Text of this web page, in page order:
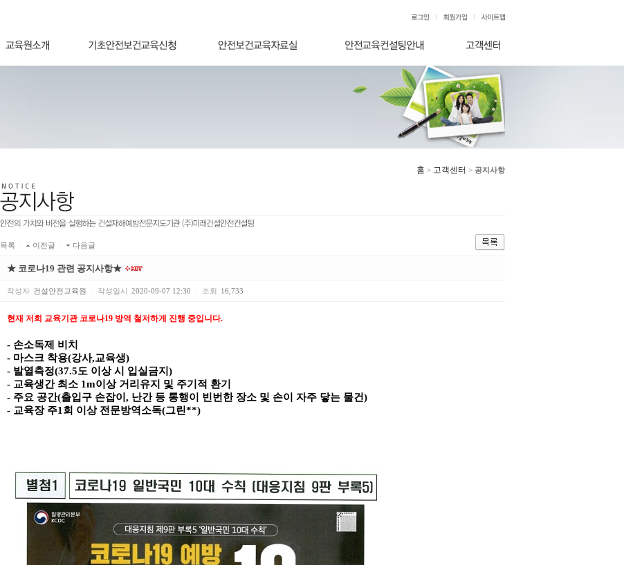
홈 > 고객센터 > 공지사항
목록 이전글 다음글
★ 코로나19 관련 공지사항★
작성자 건설안전교육원 작성일시 2020-09-07 12:30 조회 16,733
현재 저희 교육기관 코로나19 방역 철저하게 진행 중입니다.
- 손소독제 비치
- 마스크 착용(강사,교육생)
- 발열측정(37.5도 이상 시 입실금지)
- 교육생간 최소 1m이상 거리유지 및 주기적 환기
- 주요 공간(출입구 손잡이, 난간 등 통행이 빈번한 장소 및 손이 자주 닿는 물건)
- 교육장 주1회 이상 전문방역소독(그린**)